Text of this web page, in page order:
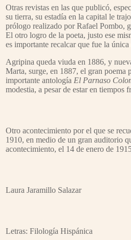
Otras revistas en las que publicó,
su tierra, su estadía en la capital le
prólogo realizado por Rafael Pombo,
El otro logro de la poeta, justo ese
es importante recalcar que fue la
Agripina queda viuda en 1886, y
Marta, surge, en 1887, el gran poema
importante antología El Parnaso
modestia, a pesar de estar en
Otro acontecimiento por el que se
1910, en medio de un gran auditorio
acontecimiento, el 14 de enero de
Laura Jaramillo Salazar
Letras: Filología Hispánica